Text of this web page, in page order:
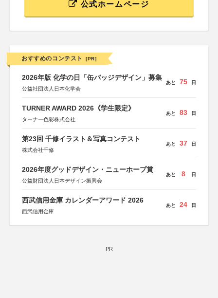
公式ホームページ
おすすめのコンテスト [PR]
2026年版 化学の日「缶バッジデザイン」募集
公益社団法人日本化学会
あと 75 日
TURNER AWARD 2026《学生限定》
ターナー色彩株式会社
あと 83 日
第23回 千修イラスト＆写真コンテスト
株式会社千修
あと 37 日
2026年度グッドデザイン・ニューホープ賞
公益財団法人日本デザイン振興会
あと 8 日
西武信用金庫 カレンダーアワード 2026
西武信用金庫
あと 24 日
PR